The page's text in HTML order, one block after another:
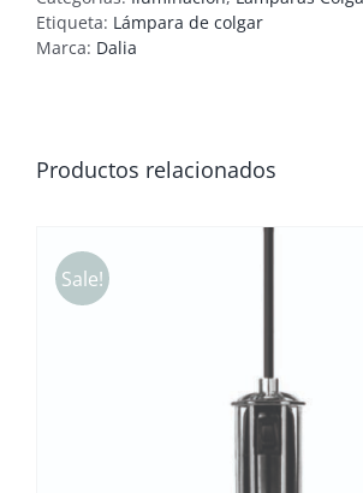
Etiqueta: Lámpara de colgar
Marca: Dalia
Productos relacionados
Sale!